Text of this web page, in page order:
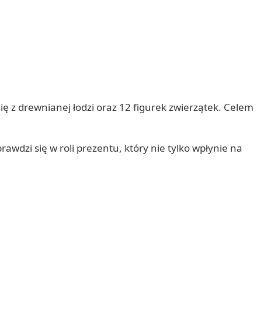
z drewnianej łodzi oraz 12 figurek zwierzątek. Celem
się w roli prezentu, który nie tylko wpłynie na